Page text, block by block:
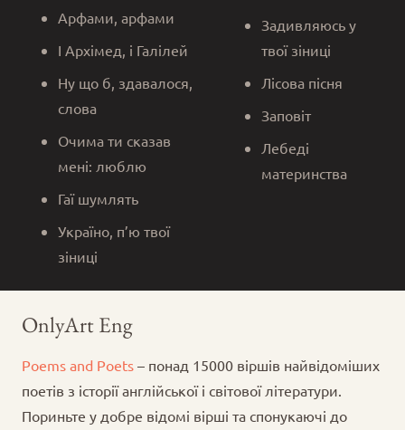
Арфами, арфами
І Архімед, і Галілей
Ну що б, здавалося,
слова
Очима ти сказав
мені: люблю
Гаї шумлять
Україно, п’ю твої
зіниці
Задивляюсь у
твої зіниці
Лісова пісня
Заповіт
Лебеді
материнства
OnlyArt Eng
Poems and Poets – понад 15000 віршів найвідоміших
поетів з історії англійської і світової літератури.
Пориньте у добре відомі вірші та спонукаючі до